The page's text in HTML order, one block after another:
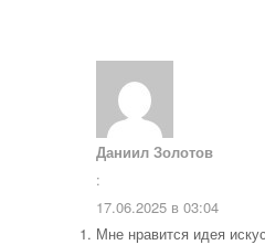
Даниил Золотов
:
17.06.2025 в 03:04
Мне нравится идея